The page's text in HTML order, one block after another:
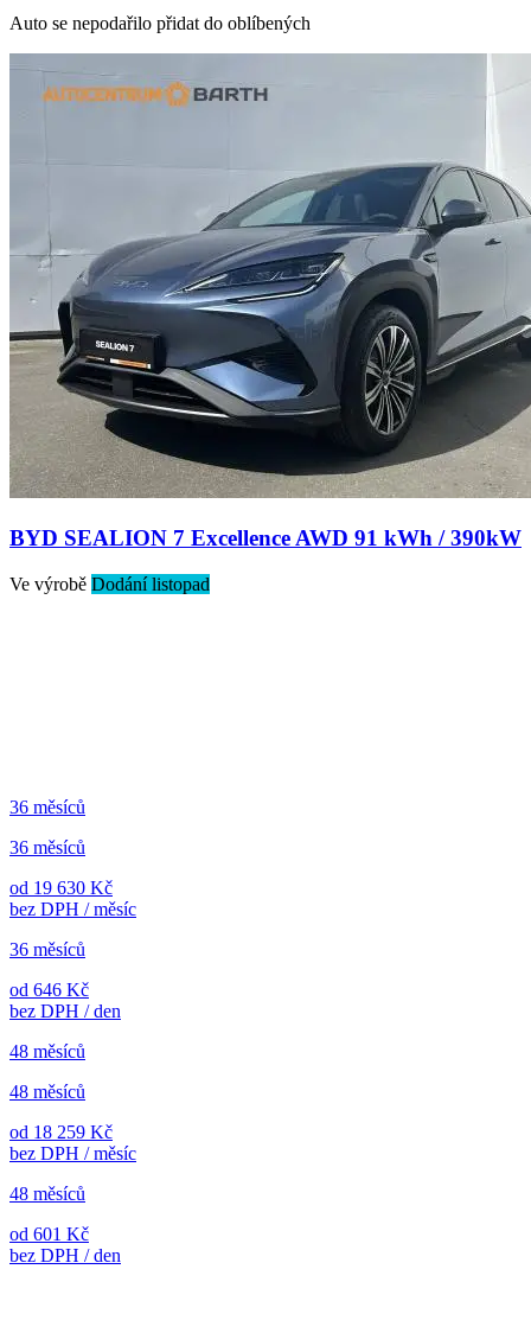
Auto se nepodařilo přidat do oblíbených
BYD SEALION 7 Excellence AWD 91 kWh / 390kW
Ve výrobě Dodání listopad
36 měsíců
36 měsíců
od 19 630 Kč
bez DPH / měsíc
36 měsíců
od 646 Kč
bez DPH / den
48 měsíců
48 měsíců
od 18 259 Kč
bez DPH / měsíc
48 měsíců
od 601 Kč
bez DPH / den